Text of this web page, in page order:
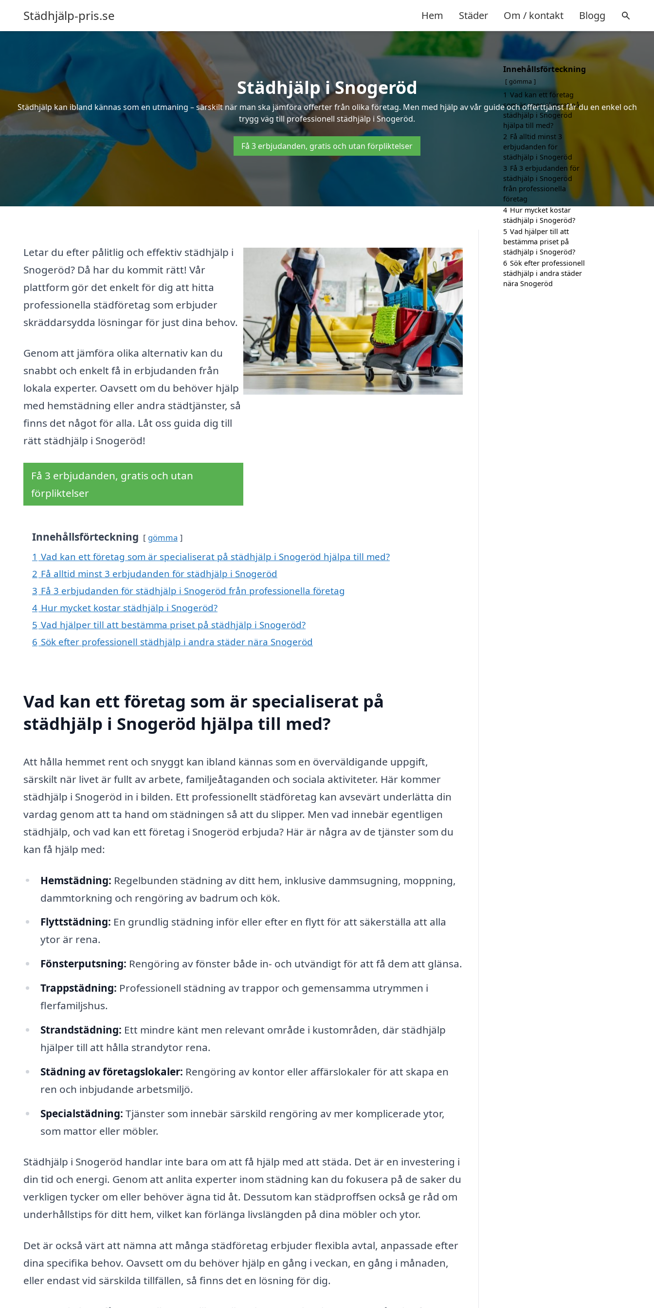
Städhjälp-pris.se Hem Städer Om / kontakt Blogg
Städhjälp i Snogeröd
Städhjälp kan ibland kännas som en utmaning – särskilt när man ska jämföra offerter från olika företag. Men med hjälp av vår guide och offerttjänst får du en enkel och
trygg väg till professionell städhjälp i Snogeröd.
Få 3 erbjudanden, gratis och utan förpliktelser
Letar du efter pålitlig och effektiv städhjälp i
Snogeröd? Då har du kommit rätt! Vår
plattform gör det enkelt för dig att hitta
professionella städföretag som erbjuder
skräddarsydda lösningar för just dina behov.
Genom att jämföra olika alternativ kan du
snabbt och enkelt få in erbjudanden från
lokala experter. Oavsett om du behöver hjälp
med hemstädning eller andra städtjänster, så
finns det något för alla. Låt oss guida dig till
rätt städhjälp i Snogeröd!
Få 3 erbjudanden, gratis och utan
förpliktelser
Innehållsförteckning gömma
1 Vad kan ett företag som är specialiserat på städhjälp i Snogeröd hjälpa till med?
2 Få alltid minst 3 erbjudanden för städhjälp i Snogeröd
3 Få 3 erbjudanden för städhjälp i Snogeröd från professionella företag
4 Hur mycket kostar städhjälp i Snogeröd?
5 Vad hjälper till att bestämma priset på städhjälp i Snogeröd?
6 Sök efter professionell städhjälp i andra städer nära Snogeröd
Vad kan ett företag som är specialiserat på
städhjälp i Snogeröd hjälpa till med?
Att hålla hemmet rent och snyggt kan ibland kännas som en överväldigande uppgift,
särskilt när livet är fullt av arbete, familjeåtaganden och sociala aktiviteter. Här kommer
städhjälp i Snogeröd in i bilden. Ett professionellt städföretag kan avsevärt underlätta din
vardag genom att ta hand om städningen så att du slipper. Men vad innebär egentligen
städhjälp, och vad kan ett företag i Snogeröd erbjuda? Här är några av de tjänster som du
kan få hjälp med:
Hemstädning: Regelbunden städning av ditt hem, inklusive dammsugning, moppning,
dammtorkning och rengöring av badrum och kök.
Flyttstädning: En grundlig städning inför eller efter en flytt för att säkerställa att alla
ytor är rena.
Fönsterputsning: Rengöring av fönster både in- och utvändigt för att få dem att glänsa.
Trappstädning: Professionell städning av trappor och gemensamma utrymmen i
flerfamiljshus.
Strandstädning: Ett mindre känt men relevant område i kustområden, där städhjälp
hjälper till att hålla strandytor rena.
Städning av företagslokaler: Rengöring av kontor eller affärslokaler för att skapa en
ren och inbjudande arbetsmiljö.
Specialstädning: Tjänster som innebär särskild rengöring av mer komplicerade ytor,
som mattor eller möbler.
Städhjälp i Snogeröd handlar inte bara om att få hjälp med att städa. Det är en investering i
din tid och energi. Genom att anlita experter inom städning kan du fokusera på de saker du
verkligen tycker om eller behöver ägna tid åt. Dessutom kan städproffsen också ge råd om
underhållstips för ditt hem, vilket kan förlänga livslängden på dina möbler och ytor.
Det är också värt att nämna att många städföretag erbjuder flexibla avtal, anpassade efter
dina specifika behov. Oavsett om du behöver hjälp en gång i veckan, en gång i månaden,
eller endast vid särskilda tillfällen, så finns det en lösning för dig.
Innehållsförteckning
gömma
1 Vad kan ett företag
som är specialiserat på
städhjälp i Snogeröd
hjälpa till med?
2 Få alltid minst 3
erbjudanden för
städhjälp i Snogeröd
3 Få 3 erbjudanden för
städhjälp i Snogeröd
från professionella
företag
4 Hur mycket kostar
städhjälp i Snogeröd?
5 Vad hjälper till att
bestämma priset på
städhjälp i Snogeröd?
6 Sök efter professionell
städhjälp i andra städer
nära Snogeröd